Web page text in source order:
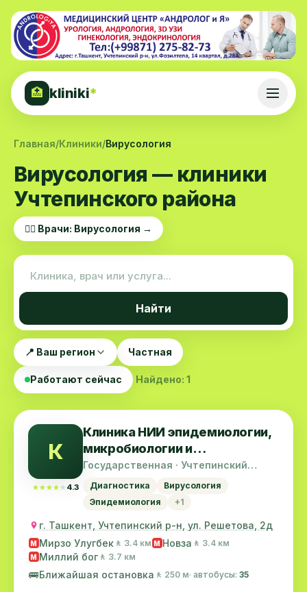
🏥 kliniki*
Главная/Клиники/Вирусология
Вирусология — клиники
Учтепинского района
👨‍⚕️ Врачи: Вирусология →
Найти
📍 Ваш регион Частная
Работают сейчас Найдено: 1
К
★★★★★
★★★★★ 4.3
Клиника НИИ эпидемиологии,
микробиологии и
инфекционных заболеваний
Государственная · Учтепинский
Диагностика
Вирусология
Эпидемиология
+1
г. Ташкент, Учтепинский р-н, ул. Решетова, 2д
M Мирзо Улугбек 🚶 3.4 км M Новза 🚶 3.4 км
M Миллий бог 🚶 3.7 км
🚌Ближайшая остановка 🚶 250 м· автобусы: 35